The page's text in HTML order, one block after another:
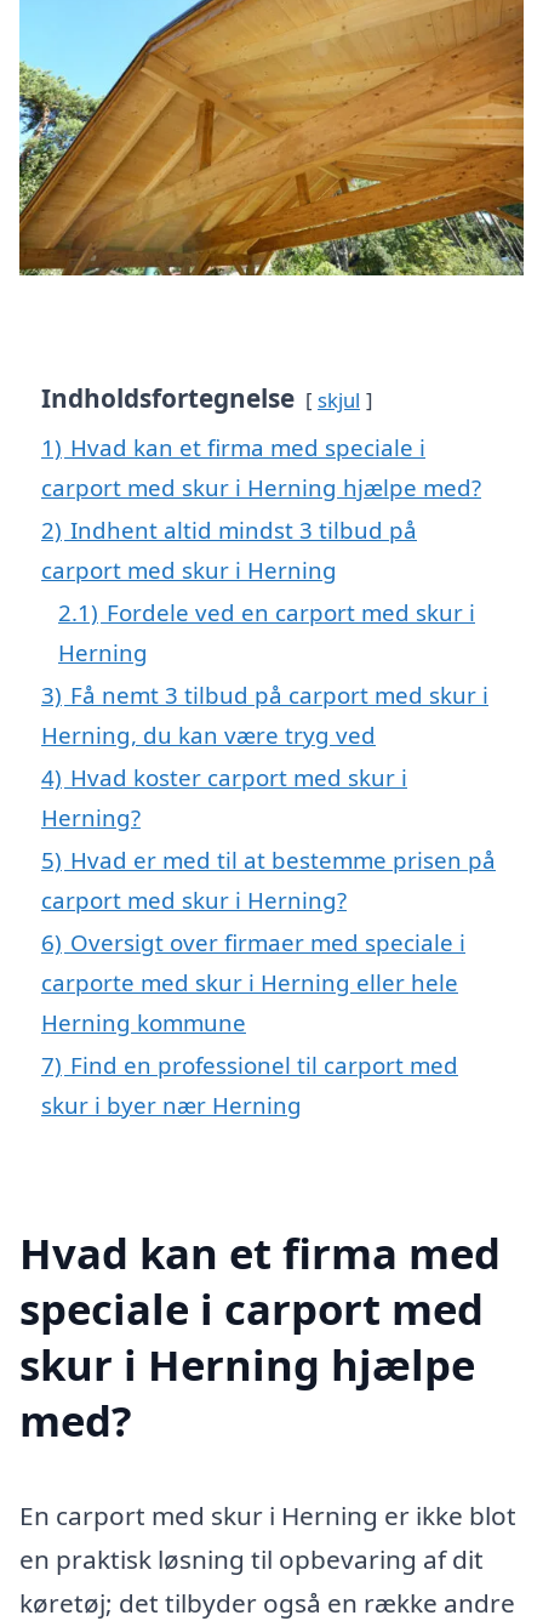
Indholdsfortegnelse skjul
1) Hvad kan et firma med speciale i
carport med skur i Herning hjælpe med?
2) Indhent altid mindst 3 tilbud på
carport med skur i Herning
2.1) Fordele ved en carport med skur i
Herning
3) Få nemt 3 tilbud på carport med skur i
Herning, du kan være tryg ved
4) Hvad koster carport med skur i
Herning?
5) Hvad er med til at bestemme prisen på
carport med skur i Herning?
6) Oversigt over firmaer med speciale i
carporte med skur i Herning eller hele
Herning kommune
7) Find en professionel til carport med
skur i byer nær Herning
Hvad kan et firma med
speciale i carport med
skur i Herning hjælpe
med?
En carport med skur i Herning er ikke blot
en praktisk løsning til opbevaring af dit
køretøj; det tilbyder også en række andre